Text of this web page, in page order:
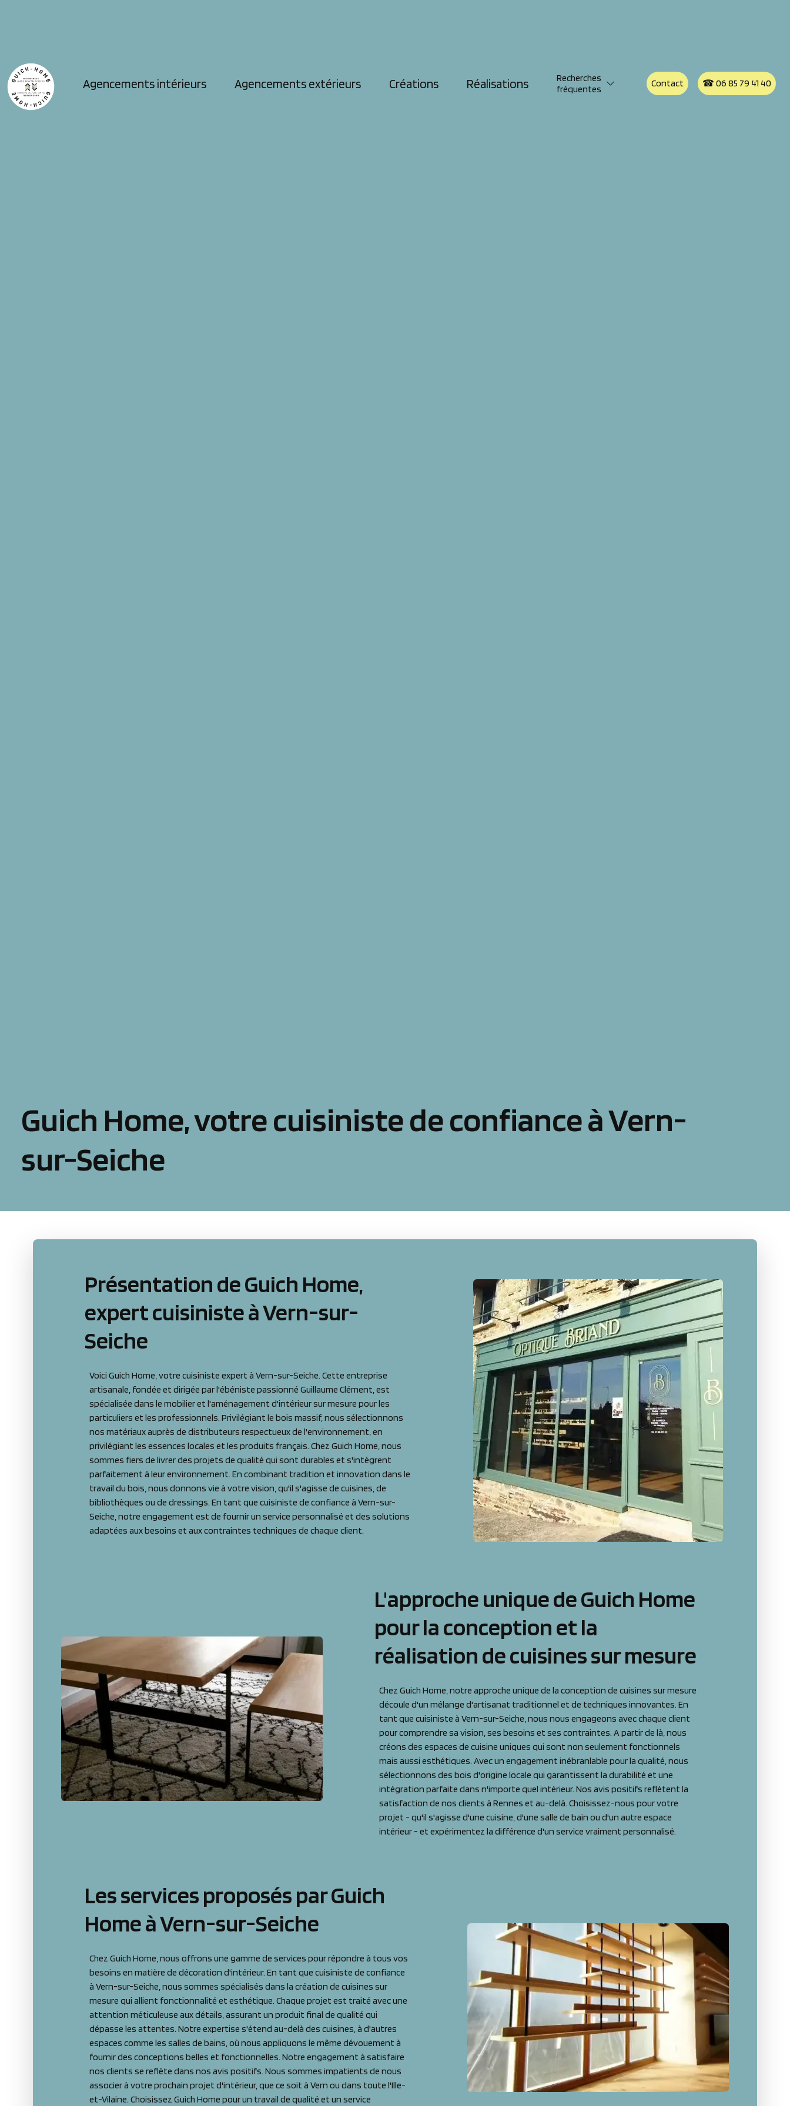
Agencements intérieurs Agencements extérieurs Créations Réalisations
Recherches
fréquentes
Contact ☎︎ 06 85 79 41 40
Guich Home, votre cuisiniste de confiance à Vern-
sur-Seiche
Présentation de Guich Home,
expert cuisiniste à Vern-sur-
Seiche
Voici Guich Home, votre cuisiniste expert à Vern-sur-Seiche. Cette entreprise
artisanale, fondée et dirigée par l'ébéniste passionné Guillaume Clément, est
spécialisée dans le mobilier et l'aménagement d'intérieur sur mesure pour les
particuliers et les professionnels. Privilégiant le bois massif, nous sélectionnons
nos matériaux auprès de distributeurs respectueux de l'environnement, en
privilégiant les essences locales et les produits français. Chez Guich Home, nous
sommes fiers de livrer des projets de qualité qui sont durables et s'intègrent
parfaitement à leur environnement. En combinant tradition et innovation dans le
travail du bois, nous donnons vie à votre vision, qu'il s'agisse de cuisines, de
bibliothèques ou de dressings. En tant que cuisiniste de confiance à Vern-sur-
Seiche, notre engagement est de fournir un service personnalisé et des solutions
adaptées aux besoins et aux contraintes techniques de chaque client.
L'approche unique de Guich Home
pour la conception et la
réalisation de cuisines sur mesure
Chez Guich Home, notre approche unique de la conception de cuisines sur mesure
découle d'un mélange d'artisanat traditionnel et de techniques innovantes. En
tant que cuisiniste à Vern-sur-Seiche, nous nous engageons avec chaque client
pour comprendre sa vision, ses besoins et ses contraintes. A partir de là, nous
créons des espaces de cuisine uniques qui sont non seulement fonctionnels
mais aussi esthétiques. Avec un engagement inébranlable pour la qualité, nous
sélectionnons des bois d'origine locale qui garantissent la durabilité et une
intégration parfaite dans n'importe quel intérieur. Nos avis positifs reflètent la
satisfaction de nos clients à Rennes et au-delà. Choisissez-nous pour votre
projet - qu'il s'agisse d'une cuisine, d'une salle de bain ou d'un autre espace
intérieur - et expérimentez la différence d'un service vraiment personnalisé.
Les services proposés par Guich
Home à Vern-sur-Seiche
Chez Guich Home, nous offrons une gamme de services pour répondre à tous vos
besoins en matière de décoration d'intérieur. En tant que cuisiniste de confiance
à Vern-sur-Seiche, nous sommes spécialisés dans la création de cuisines sur
mesure qui allient fonctionnalité et esthétique. Chaque projet est traité avec une
attention méticuleuse aux détails, assurant un produit final de qualité qui
dépasse les attentes. Notre expertise s'étend au-delà des cuisines, à d'autres
espaces comme les salles de bains, où nous appliquons le même dévouement à
fournir des conceptions belles et fonctionnelles. Notre engagement à satisfaire
nos clients se reflète dans nos avis positifs. Nous sommes impatients de nous
associer à votre prochain projet d'intérieur, que ce soit à Vern ou dans toute l'Ille-
et-Vilaine. Choisissez Guich Home pour un travail de qualité et un service